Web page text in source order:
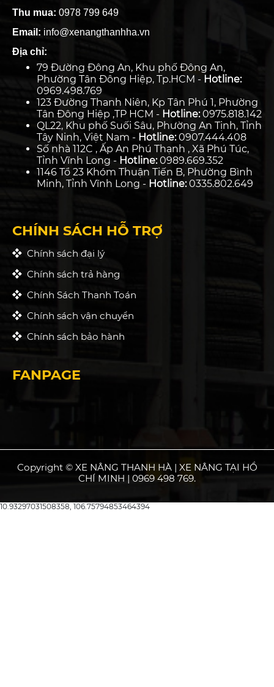
Thu mua: 0978 799 649
Email: info@xenangthanhha.vn
Địa chỉ:
79 Đường Đông An, Khu phố Đông An,
Phường Tân Đông Hiệp, Tp.HCM - Hotline:
0969.498.769
123 Đường Thanh Niên, Kp Tân Phú 1, Phường
Tân Đông Hiệp ,TP HCM - Hotline:0975.818.142
QL22, Khu phố Suối Sâu, Phường An Tịnh, Tỉnh
Tây Ninh, Việt Nam - Hotline:0907.444.408
Số nhà 112C , Ấp An Phú Thạnh , Xã Phú Túc,
Tỉnh Vĩnh Long - Hotline:0989.669.352
1146 Tổ 23 Khóm Thuận Tiến B, Phường Bình
Minh, Tỉnh Vĩnh Long - Hotline:0335.802.649
CHÍNH SÁCH HỖ TRỢ
Chính sách đại lý
Chính sách trả hàng
Chính Sách Thanh Toán
Chính sách vận chuyển
Chính sách bảo hành
FANPAGE
Copyright © XE NÂNG THANH HÀ | XE NÂNG TẠI HỒ
CHÍ MINH | 0969 498 769.
10.93297031508358, 106.75794853464394